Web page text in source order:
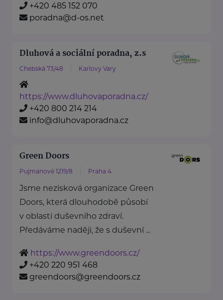
+420 485 152 070
poradna@d-os.net
Dluhová a sociální poradna, z.s
Chebská 73/48 Karlovy Vary
https://www.dluhovaporadna.cz/
+420 800 214 214
info@dluhovaporadna.cz
Green Doors
Pujmanové 1219/8 Praha 4
Jsme nezisková organizace Green
Doors, která dlouhodobě působí
v oblasti duševního zdraví.
Předáváme naději, že s duševní ...
https://www.greendoors.cz/
+420 220 951 468
greendoors@greendoors.cz